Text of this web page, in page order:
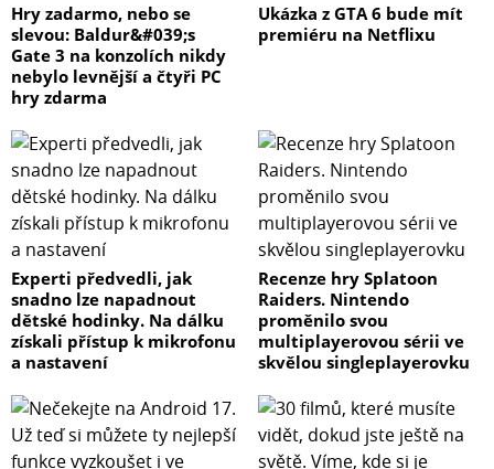
Hry zadarmo, nebo se
slevou: Baldur&#039;s
Gate 3 na konzolích nikdy
nebylo levnější a čtyři PC
hry zdarma
Ukázka z GTA 6 bude mít
premiéru na Netflixu
Experti předvedli, jak
snadno lze napadnout
dětské hodinky. Na dálku
získali přístup k mikrofonu
a nastavení
Recenze hry Splatoon
Raiders. Nintendo
proměnilo svou
multiplayerovou sérii ve
skvělou singleplayerovku